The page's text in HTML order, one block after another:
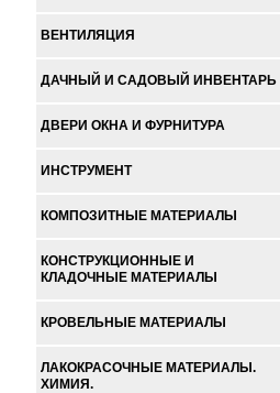
ВЕНТИЛЯЦИЯ
ДАЧНЫЙ И САДОВЫЙ ИНВЕНТАРЬ
ДВЕРИ ОКНА И ФУРНИТУРА
ИНСТРУМЕНТ
КОМПОЗИТНЫЕ МАТЕРИАЛЫ
КОНСТРУКЦИОННЫЕ И
КЛАДОЧНЫЕ МАТЕРИАЛЫ
КРОВЕЛЬНЫЕ МАТЕРИАЛЫ
ЛАКОКРАСОЧНЫЕ МАТЕРИАЛЫ.
ХИМИЯ.